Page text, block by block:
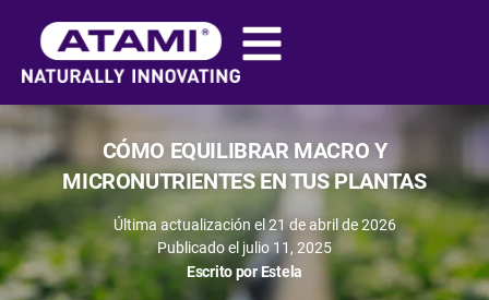
CÓMO EQUILIBRAR MACRO Y
MICRONUTRIENTES EN TUS PLANTAS
Última actualización el 21 de abril de 2026
Publicado el julio 11, 2025
Escrito porEstela